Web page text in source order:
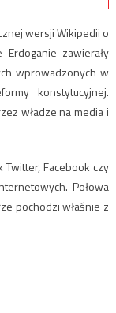
wersji Wikipedii o
zawierały
wprowadzonych w
konstytucyjnej.
władze na media i
Twitter, Facebook czy
Połowa
pochodzi właśnie z